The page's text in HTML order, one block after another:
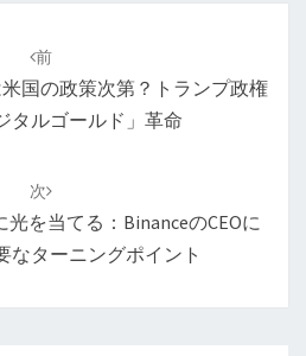
前
国の政策次第？トランプ政権
タルゴールド」革命
次
を当てる：BinanceのCEOに
なターニングポイント